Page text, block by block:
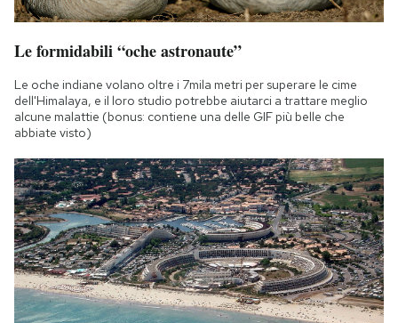
Newsletter
Notifiche mobile
Regala il Post
Hai bisogno di aiuto?
Le formidabili “oche astronaute”
Le oche indiane volano oltre i 7mila metri per superare le cime
dell'Himalaya, e il loro studio potrebbe aiutarci a trattare meglio
alcune malattie (bonus: contiene una delle GIF più belle che
abbiate visto)